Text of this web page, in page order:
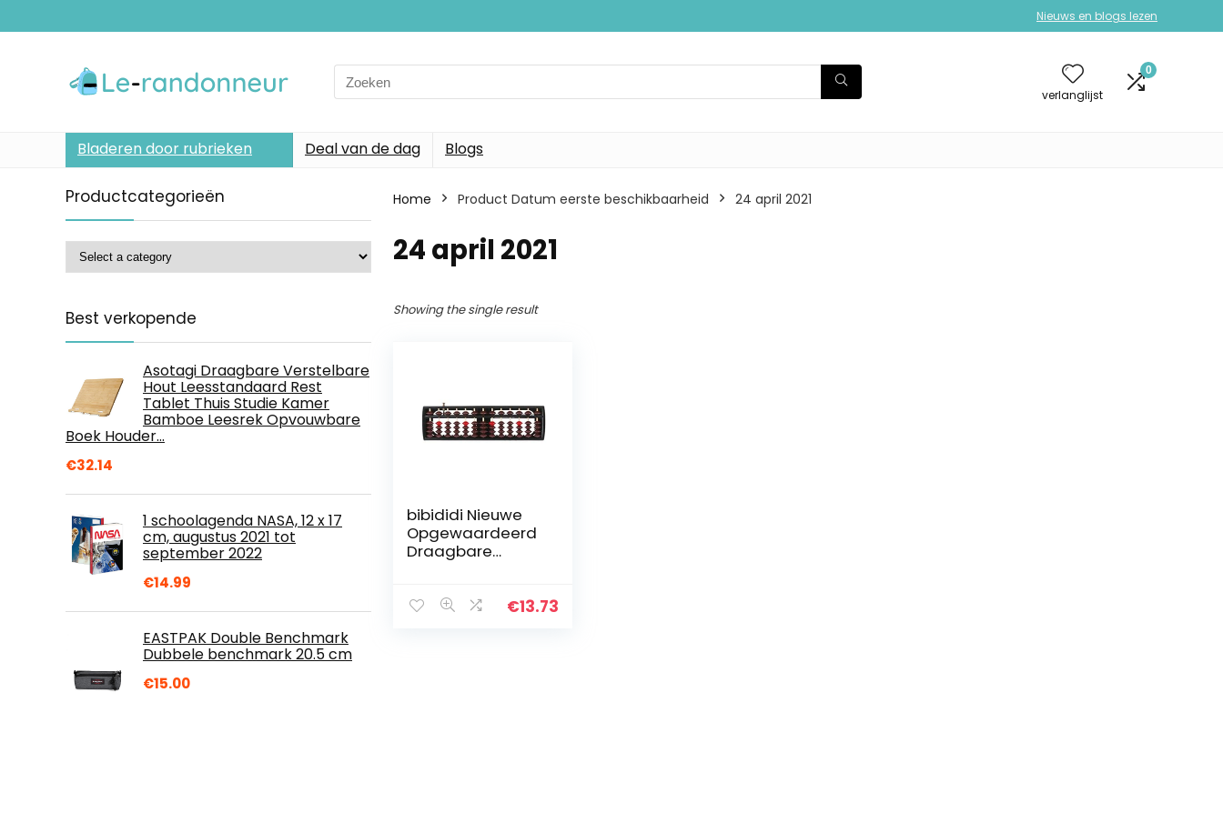
Nieuws en blogs lezen
Search
for:
verlanglijst
0
Bladeren door rubrieken Deal van de dag Blogs
Productcategorieën
Best verkopende
Asotagi Draagbare Verstelbare
Hout Leesstandaard Rest
Tablet Thuis Studie Kamer
Bamboe Leesrek Opvouwbare
Boek Houder…
€32.14
1 schoolagenda NASA, 12 x 17
cm, augustus 2021 tot
september 2022
€14.99
EASTPAK Double Benchmark
Dubbele benchmark 20.5 cm
€15.00
Home Product Datum eerste beschikbaarheid 24 april 2021
24 april 2021
Showing the single result
bibididi Nieuwe
Opgewaardeerd
Draagbare
Rekenkunde
€13.73